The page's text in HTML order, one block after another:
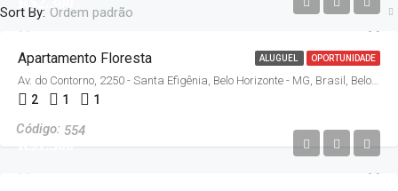
Sort By: Ordem padrão
ALUGUEL OPORTUNIDADE
Apartamento Floresta
Av. do Contorno, 2250 - Santa Efigênia, Belo Horizonte - MG, Brasil, Belo Horizonte
554
2 1 1
R$1.300